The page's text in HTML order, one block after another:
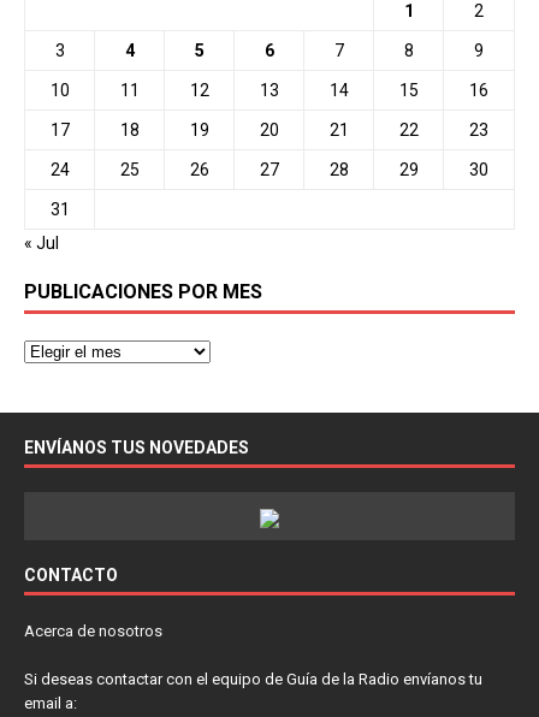
1 2
3 4 5 6 7 8 9
10 11 12 13 14 15 16
17 18 19 20 21 22 23
24 25 26 27 28 29 30
31
« Jul
PUBLICACIONES POR MES
ENVÍANOS TUS NOVEDADES
CONTACTO
Acerca de nosotros
Si deseas contactar con el equipo de Guía de la Radio envíanos tu
email a: